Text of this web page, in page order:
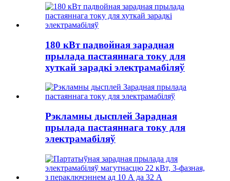
180 кВт падвойная зарадная
прылада пастаяннага току для
хуткай зарадкі электрамабіляў
Рэкламны дысплей Зарадная
прылада пастаяннага току для
электрамабіляў